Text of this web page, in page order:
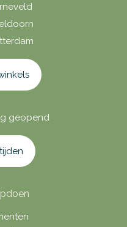
geopend